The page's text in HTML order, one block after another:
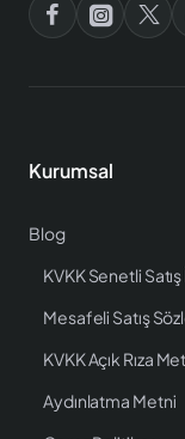
Kurumsal
Blog
KVKK Açık Rıza
Aydınlatma Metni